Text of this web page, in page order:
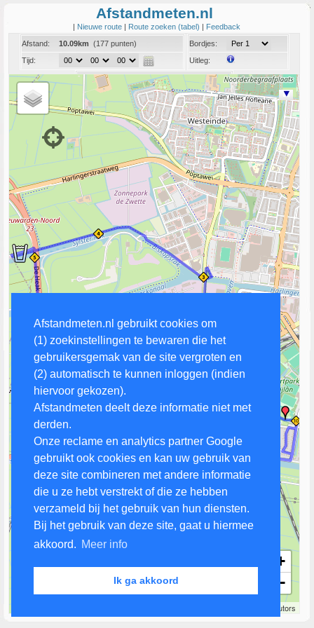
Afstandmeten.nl gebruikt cookies om
(1) zoekinstellingen te bewaren die het
gebruikersgemak van de site vergroten en
(2) automatisch te kunnen inloggen (indien
hiervoor gekozen).
Afstandmeten deelt deze informatie niet met
derden.
Onze reclame en analytics partner Google
gebruikt ook cookies en kan uw gebruik van
deze site combineren met andere informatie
die u ze hebt verstrekt of die ze hebben
verzameld bij het gebruik van hun diensten.
Bij het gebruik van deze site, gaat u hiermee
akkoord. Meer info
Ik ga akkoord
Afstandmeten.nl
| Nieuwe route | Route zoeken (tabel) | Feedback
Afstand:
10.09km (177 punten)
Tijd:
Bordjes:
Uitleg:
Coord:
Info:
Link naar deze route
+
−
contributors